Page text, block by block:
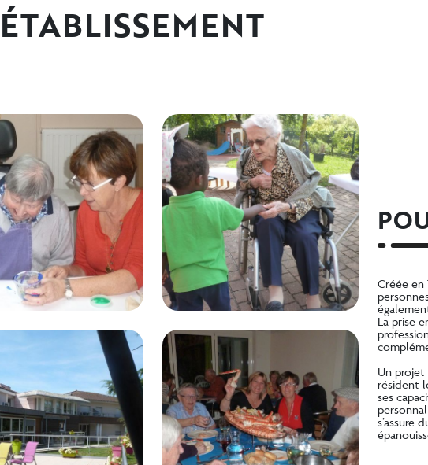
Créée en
La prise
Un projet
résident
ses
s’assure